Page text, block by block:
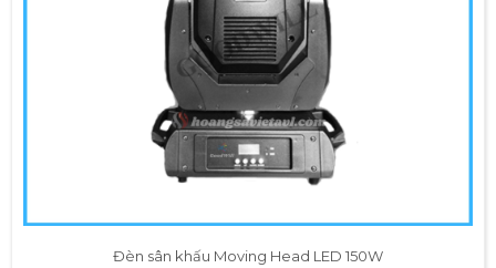
Đèn sân khấu Moving Head LED 150W